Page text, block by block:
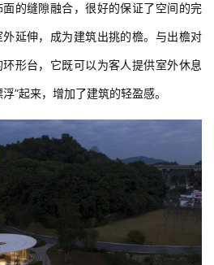
的缝隙融合，很好的保证了空间的完
延伸，成为建筑出挑的檐。与出檐对
形台，它既可以为客人提供室外休息
”起来，增加了建筑的轻盈感。